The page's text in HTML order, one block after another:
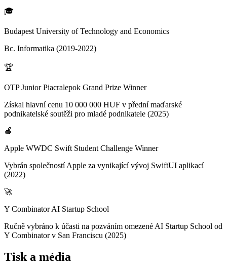
🎓
Budapest University of Technology and Economics
Bc. Informatika (2019-2022)
🏆
OTP Junior Piacralepok Grand Prize Winner
Získal hlavní cenu 10 000 000 HUF v přední maďarské
podnikatelské soutěži pro mladé podnikatele (2025)
🍎
Apple WWDC Swift Student Challenge Winner
Vybrán společností Apple za vynikající vývoj SwiftUI aplikací
(2022)
🚀
Y Combinator AI Startup School
Ručně vybráno k účasti na pozváním omezené AI Startup School od
Y Combinator v San Franciscu (2025)
Tisk a média